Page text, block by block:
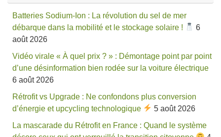
Batteries Sodium-Ion : La révolution du sel de mer
débarque dans la mobilité et le stockage solaire !
6
août 2026
Vidéo virale « À quel prix ? » : Démontage point par point
d’une désinformation bien rodée sur la voiture électrique
6 août 2026
Rétrofit vs Upgrade : Ne confondons plus conversion
d’énergie et upcycling technologique
5 août 2026
La mascarade du Rétrofit en France : Quand le système